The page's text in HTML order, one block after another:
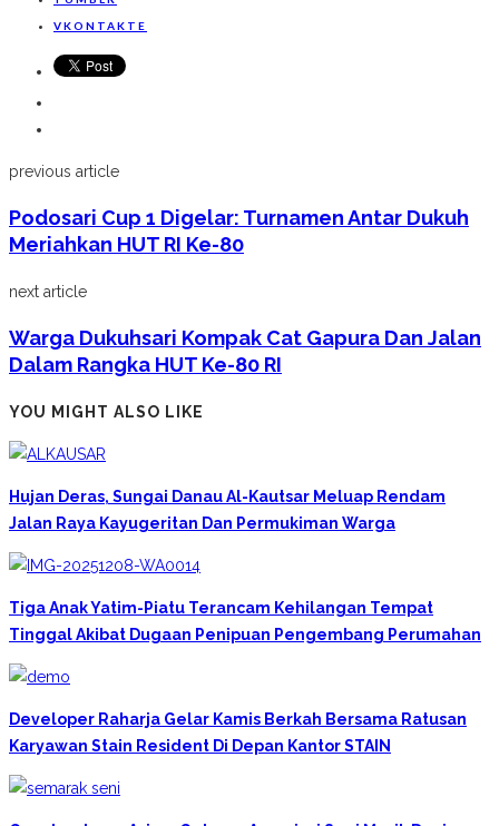
VKONTAKTE
previous article
Podosari Cup 1 Digelar: Turnamen Antar Dukuh
Meriahkan HUT RI Ke-80
next article
Warga Dukuhsari Kompak Cat Gapura Dan Jalan
Dalam Rangka HUT Ke-80 RI
YOU MIGHT ALSO LIKE
Hujan Deras, Sungai Danau Al-Kautsar Meluap Rendam
Jalan Raya Kayugeritan Dan Permukiman Warga
Tiga Anak Yatim-Piatu Terancam Kehilangan Tempat
Tinggal Akibat Dugaan Penipuan Pengembang Perumahan
Developer Raharja Gelar Kamis Berkah Bersama Ratusan
Karyawan Stain Resident Di Depan Kantor STAIN